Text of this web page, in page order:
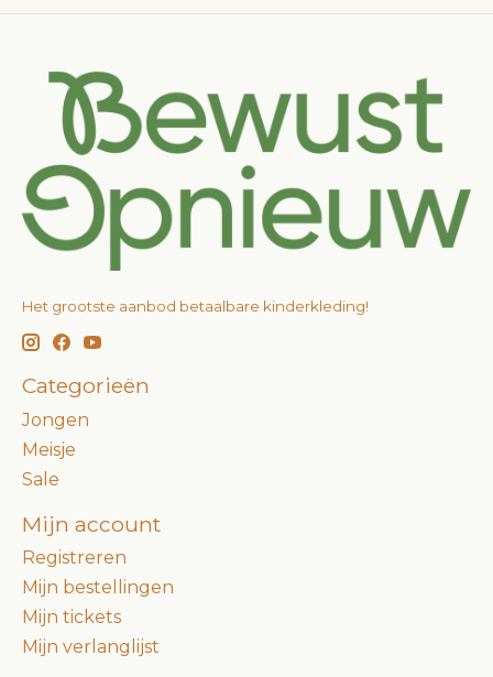
Het grootste aanbod betaalbare kinderkleding!
Categorieën
Jongen
Meisje
Sale
Mijn account
Registreren
Mijn bestellingen
Mijn tickets
Mijn verlanglijst